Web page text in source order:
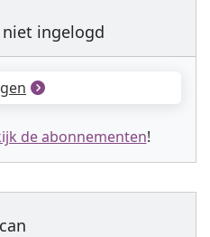
ingelogd
de abonnementen!